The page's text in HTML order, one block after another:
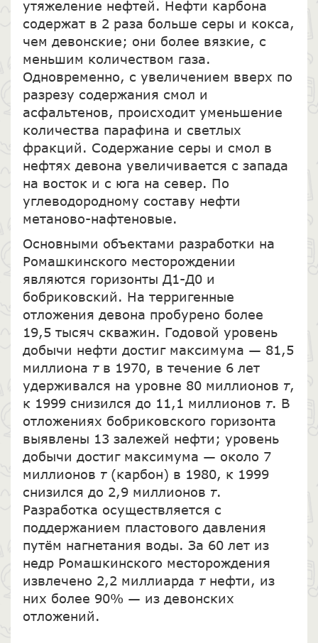
утяжеление нефтей. Нефти карбона
содержат в 2 раза больше серы и кокса,
чем девонские; они более вязкие, с
меньшим количеством газа.
Одновременно, с увеличением вверх по
разрезу содержания смол и
асфальтенов, происходит уменьшение
количества парафина и светлых
фракций. Содержание серы и смол в
нефтях девона увеличивается с запада
на восток и с юга на север. По
углеводородному составу нефти
метаново-нафтеновые.
Основными объектами разработки на
Ромашкинского месторождении
являются горизонты Д1-Д0 и
бобриковский. На терригенные
отложения девона пробурено более
19,5 тысяч скважин. Годовой уровень
добычи нефти достиг максимума — 81,5
миллиона тв 1970, в течение 6 лет
удерживался на уровне 80 миллионов т,
к 1999 снизился до 11,1 миллионов т. В
отложениях бобриковского горизонта
выявлены 13 залежей нефти; уровень
добычи достиг максимума — около 7
миллионов т(карбон) в 1980, к 1999
снизился до 2,9 миллионов т.
Разработка осуществляется с
поддержанием пластового давления
путём нагнетания воды. За 60 лет из
недр Ромашкинского месторождения
извлечено 2,2 миллиарда тнефти, из
них более 90% — из девонских
отложений.